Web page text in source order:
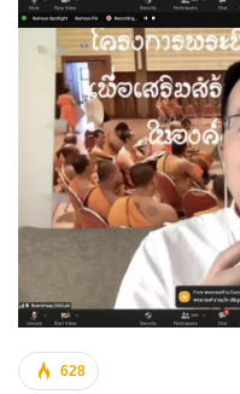
628